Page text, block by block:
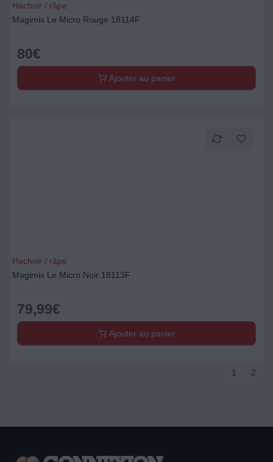
Hachoir / râpe
Magimix Le Micro Rouge 18114F
80€
Ajouter au panier
Hachoir / râpe
Magimix Le Micro Noir 18113F
79,99€
Ajouter au panier
1 2